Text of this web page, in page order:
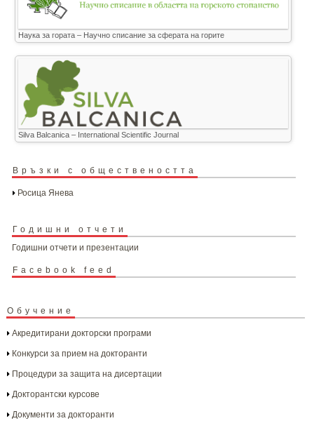
Наука за гората – Научно списание за сферата на горите
Silva Balcanica – International Scientific Journal
Връзки с обществеността
Росица Янева
Годишни отчети
Годишни отчети и презентации
Facebook feed
Обучение
Акредитирани докторски програми
Конкурси за прием на докторанти
Процедури за защита на дисертации
Докторантски курсове
Документи за докторанти